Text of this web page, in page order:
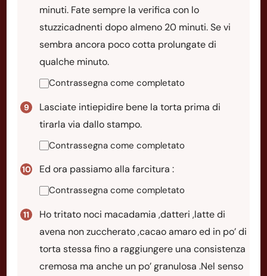
minuti. Fate sempre la verifica con lo
stuzzicadnenti dopo almeno 20 minuti. Se vi
sembra ancora poco cotta prolungate di
qualche minuto.
Contrassegna come completato
Lasciate intiepidire bene la torta prima di
tirarla via dallo stampo.
Contrassegna come completato
Ed ora passiamo alla farcitura :
Contrassegna come completato
Ho tritato noci macadamia ,datteri ,latte di
avena non zuccherato ,cacao amaro ed in po’ di
torta stessa fino a raggiungere una consistenza
cremosa ma anche un po’ granulosa .Nel senso